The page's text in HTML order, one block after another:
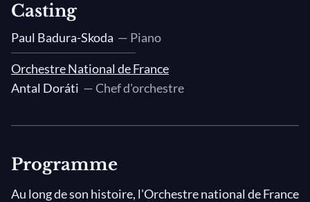
Casting
Paul Badura-Skoda — Piano
Orchestre National de France
Antal Doráti — Chef d'orchestre
Programme
Au long de son histoire, l'Orchestre national de France